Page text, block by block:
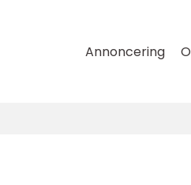
Annoncering